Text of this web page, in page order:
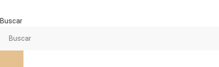
Buscar